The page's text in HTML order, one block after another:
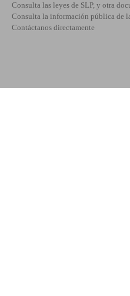
Consulta las leyes de SLP, y otra
Consulta la información pública de
Contáctanos directamente